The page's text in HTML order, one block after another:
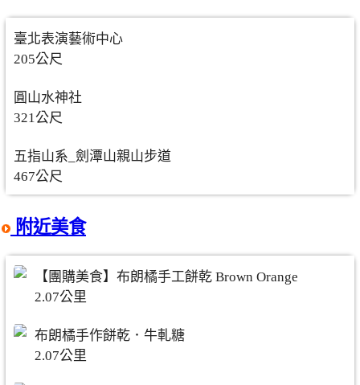
臺北表演藝術中心
205公尺
圓山水神社
321公尺
五指山系_劍潭山親山步道
467公尺
附近美食
【團購美食】布朗橘手工餅乾 Brown Orange
2.07公里
布朗橘手作餅乾．牛軋糖
2.07公里